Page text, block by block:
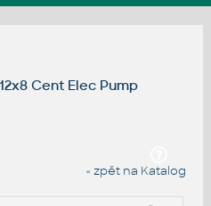
Cent Elec Pump
« zpět na Katalog